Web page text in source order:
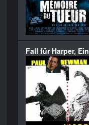
Fall für Harper, Ein